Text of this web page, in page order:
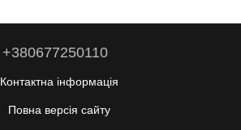
+380677250110
Контактна інформація
Повна версія сайту